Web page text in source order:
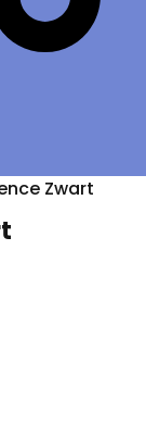
Zwart